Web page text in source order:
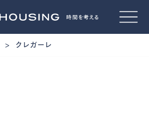
クレガーレ